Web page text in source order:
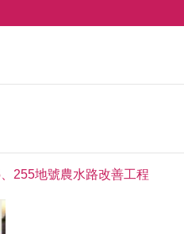
255地號農水路改善工程